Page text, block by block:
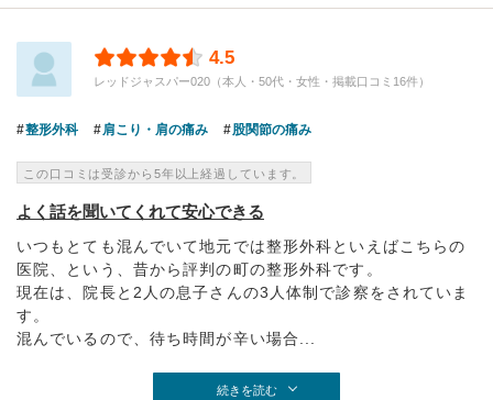
4.5
レッドジャスパー020（本人・50代・女性・掲載口コミ16件）
整形外科 肩こり・肩の痛み 股関節の痛み
この口コミは受診から5年以上経過しています。
よく話を聞いてくれて安心できる
いつもとても混んでいて地元では整形外科といえばこちらの
医院、という、昔から評判の町の整形外科です。
現在は、院長と2人の息子さんの3人体制で診察をされていま
す。
混んでいるので、待ち時間が辛い場合...
続きを読む